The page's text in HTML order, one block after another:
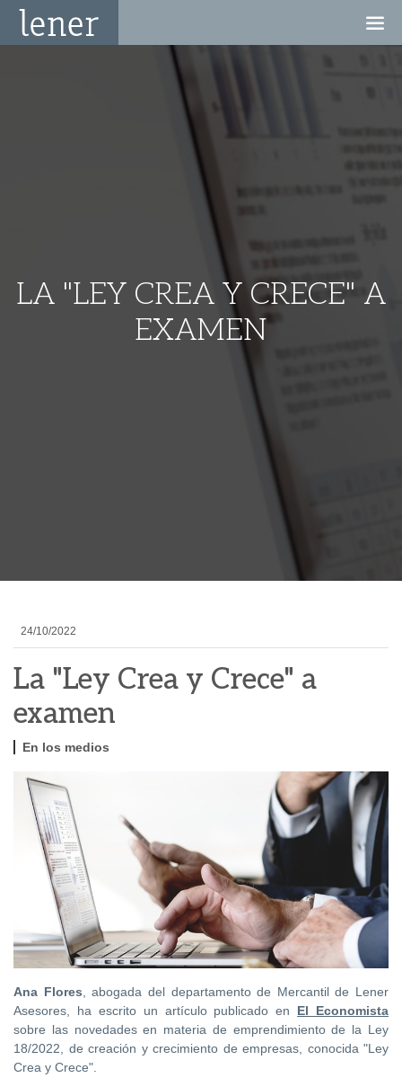
LA "LEY CREA Y CRECE" A
EXAMEN
24/10/2022
La "Ley Crea y Crece" a
examen
En los medios
Ana Flores, abogada del departamento de Mercantil de Lener
Asesores, ha escrito un artículo publicado en El Economista
sobre las novedades en materia de emprendimiento de la Ley
18/2022, de creación y crecimiento de empresas, conocida "Ley
Crea y Crece".